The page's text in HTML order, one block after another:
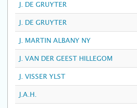
J. DE GRUYTER
J. DE GRUYTER
J. MARTIN ALBANY NY
J. VAN DER GEEST HILLEGOM
J. VISSER YLST
J.A.H.